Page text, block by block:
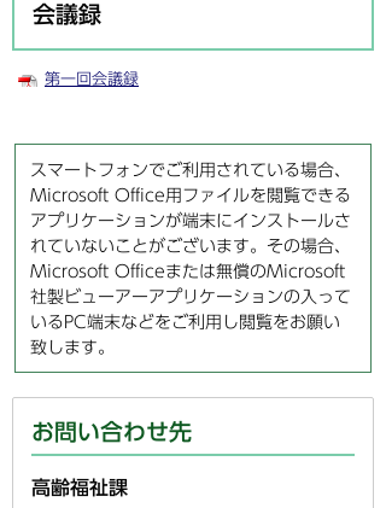
会議録
第一回会議録
スマートフォンでご利用されている場合、
Microsoft Office用ファイルを閲覧できる
アプリケーションが端末にインストールさ
れていないことがございます。その場合、
Microsoft Officeまたは無償のMicrosoft
社製ビューアーアプリケーションの入って
いるPC端末などをご利用し閲覧をお願い
致します。
お問い合わせ先
高齢福祉課